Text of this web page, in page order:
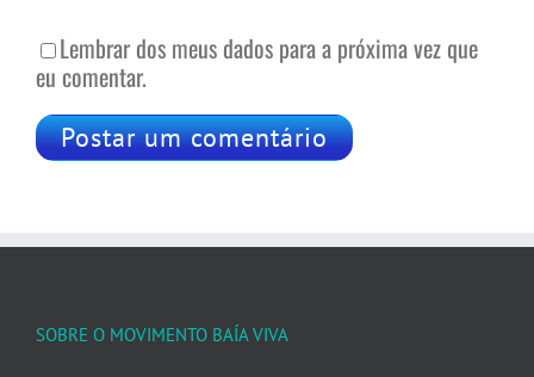
Lembrar dos meus dados para a próxima vez que
eu comentar.
SOBRE O MOVIMENTO BAÍA VIVA